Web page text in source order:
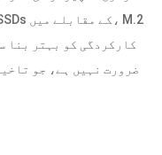
ضرورت نہیں ہے، جو